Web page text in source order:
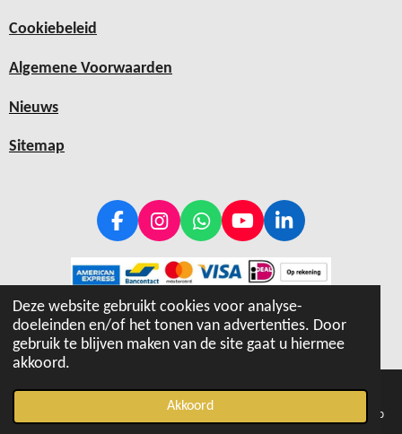
Deze website gebruikt cookies voor analyse-
doeleinden en/of het tonen van advertenties. Door
gebruik te blijven maken van de site gaat u hiermee
akkoord.
Akkoord
Cookiebeleid
Algemene Voorwaarden
Nieuws
Sitemap
F
c
e
b
o
o
I
s
t
a
g
r
W
a
t
s
A
p
Y
T
u
b
e
L
n
k
e
d
I
© 2019 - 2026 Hiptray
Telefoonnummer Kaart WhatsApp